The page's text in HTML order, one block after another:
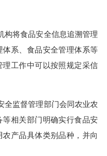
构将食品安全信息追溯管理
系、食品安全管理体系等
工作中可以按照规定采信
全监督管理部门会同农业农
相关部门明确实行食品安
产品具体类别品种，并向